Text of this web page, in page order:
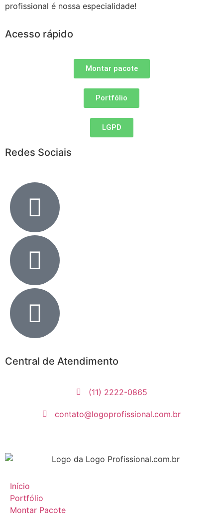
profissional é nossa especialidade!
Acesso rápido
Montar pacote
Portfólio
LGPD
Redes Sociais
Central de Atendimento
(11) 2222-0865
contato@logoprofissional.com.br
Início
Portfólio
Montar Pacote